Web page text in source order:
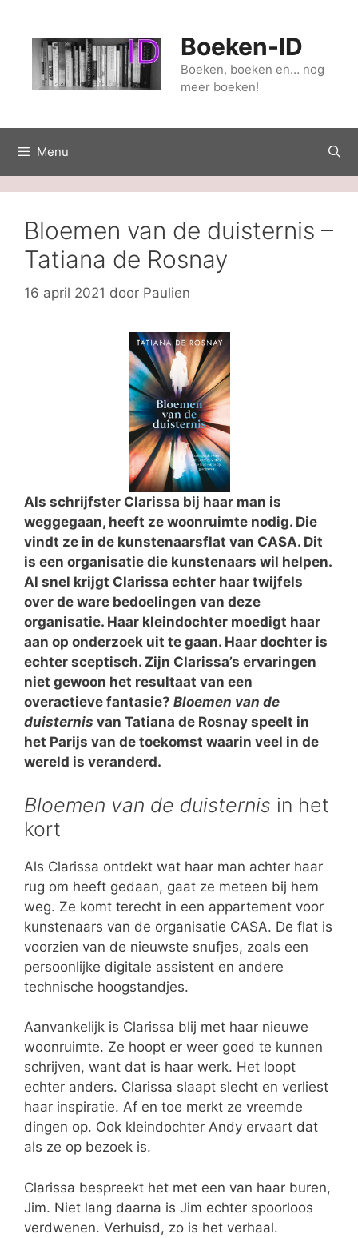
inhoud
Boeken-ID
Boeken, boeken en… nog
meer boeken!
Menu
Bloemen van de duisternis –
Tatiana de Rosnay
16 april 2021 door Paulien
Als schrijfster Clarissa bij haar man is
weggegaan, heeft ze woonruimte nodig. Die
vindt ze in de kunstenaarsflat van CASA. Dit
is een organisatie die kunstenaars wil helpen.
Al snel krijgt Clarissa echter haar twijfels
over de ware bedoelingen van deze
organisatie. Haar kleindochter moedigt haar
aan op onderzoek uit te gaan. Haar dochter is
echter sceptisch. Zijn Clarissa’s ervaringen
niet gewoon het resultaat van een
overactieve fantasie? Bloemen van de
duisternis van Tatiana de Rosnay speelt in
het Parijs van de toekomst waarin veel in de
wereld is veranderd.
Bloemen van de duisternis in het
kort
Als Clarissa ontdekt wat haar man achter haar
rug om heeft gedaan, gaat ze meteen bij hem
weg. Ze komt terecht in een appartement voor
kunstenaars van de organisatie CASA. De flat is
voorzien van de nieuwste snufjes, zoals een
persoonlijke digitale assistent en andere
technische hoogstandjes.
Aanvankelijk is Clarissa blij met haar nieuwe
woonruimte. Ze hoopt er weer goed te kunnen
schrijven, want dat is haar werk. Het loopt
echter anders. Clarissa slaapt slecht en verliest
haar inspiratie. Af en toe merkt ze vreemde
dingen op. Ook kleindochter Andy ervaart dat
als ze op bezoek is.
Clarissa bespreekt het met een van haar buren,
Jim. Niet lang daarna is Jim echter spoorloos
verdwenen. Verhuisd, zo is het verhaal.